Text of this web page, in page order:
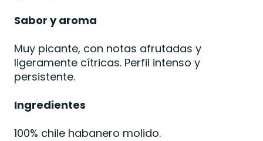
Sabor y aroma
Muy picante, con notas afrutadas y
ligeramente cítricas. Perfil intenso y
persistente.
Ingredientes
100% chile habanero molido.